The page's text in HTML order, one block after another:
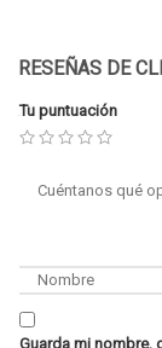
RESEÑAS DE
Tu puntuación
Guarda mi nombre,